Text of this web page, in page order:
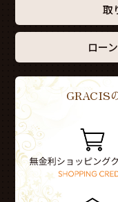
取
ロー
GRACIS